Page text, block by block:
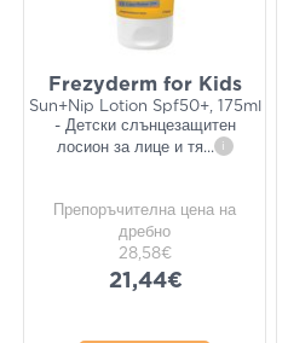
Frezyderm for Kids
Sun+Nip Lotion Spf50+, 175ml
- Детски слънцезащитен
лосион за лице и тя... i
Препоръчителна цена на
дребно
28,58€
21,44€